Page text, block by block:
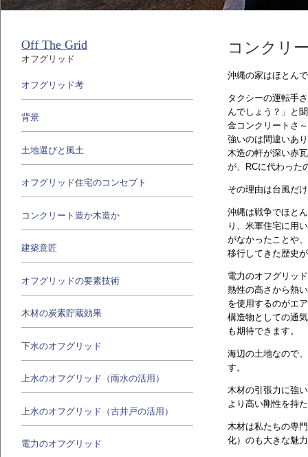
コンクリ
沖縄の家はほとん
タクシーの運転手
んでしょう？」と
金コンクリートさ
強いのは間違いあ
木造の軒が深い赤
が、RCに代わった
その理由は台風だ
沖縄は戦争でほと
り、米軍住宅に用
がなかったことや
移行してきた歴史
電力のオフグリッ
熱性の高さから熱
を使用するのがエ
構造物としての通
も期待できます。
海辺の土地なので
す。
木材の引張力に強
より高い剛性を持
木材は私たちの専
化）のも大きな魅
Off The Grid
オフグリッド
オフグリッド考
背景
土地選びと風土
オフグリッド住宅のコンセプト
コンクリート造か木造か
建築意匠
オフグリッドの要素技術
木材の炭素貯蔵効果
下水のオフグリッド
上水のオフグリッド（雨水の活用）
上水のオフグリッド（古井戸の活用）
電力のオフグリッド